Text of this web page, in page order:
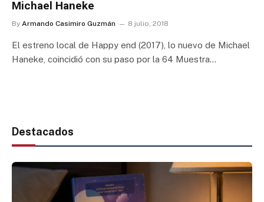
Michael Haneke
By Armando Casimiro Guzmán 8 julio, 2018
El estreno local de Happy end (2017), lo nuevo de Michael
Haneke, coincidió con su paso por la 64 Muestra…
Destacados